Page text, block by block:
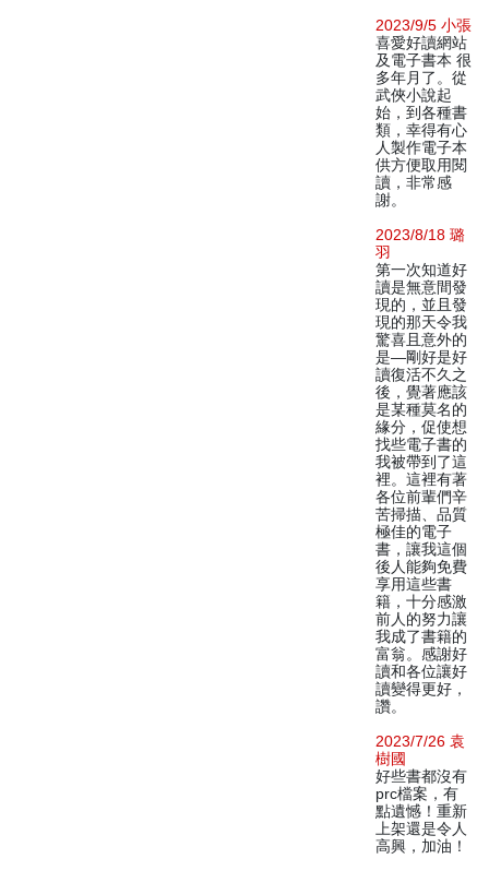
2023/9/5 小張
喜愛好讀網站
及電子書本 很
多年月了。從
武俠小說起
始，到各種書
類，幸得有心
人製作電子本
供方便取用閱
讀，非常感
謝。
2023/8/18 璐
羽
第一次知道好
讀是無意間發
現的，並且發
現的那天令我
驚喜且意外的
是—剛好是好
讀復活不久之
後，覺著應該
是某種莫名的
緣分，促使想
找些電子書的
我被帶到了這
裡。這裡有著
各位前輩們辛
苦掃描、品質
極佳的電子
書，讓我這個
後人能夠免費
享用這些書
籍，十分感激
前人的努力讓
我成了書籍的
富翁。感謝好
讀和各位讓好
讀變得更好，
讚。
2023/7/26 袁
樹國
好些書都沒有
prc檔案，有
點遺憾！重新
上架還是令人
高興，加油！